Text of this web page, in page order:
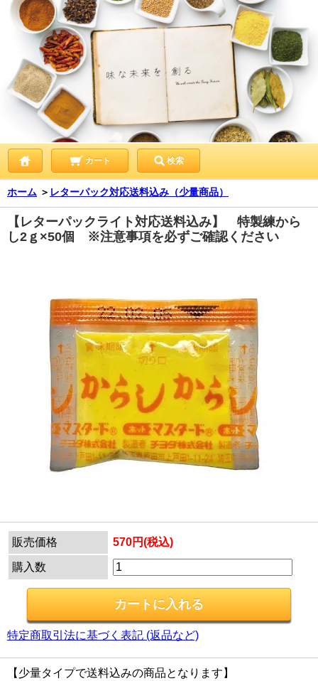
カート 検索
ホーム ＞ レターパック対応送料込み（少量商品）
【レターパックライト対応送料込み】 特製練から
し2ｇ×50個 ※注意事項を必ずご確認ください
販売価格 570円(税込)
購入数
特定商取引法に基づく表記 (返品など)
【少量タイプで送料込みの商品となります】